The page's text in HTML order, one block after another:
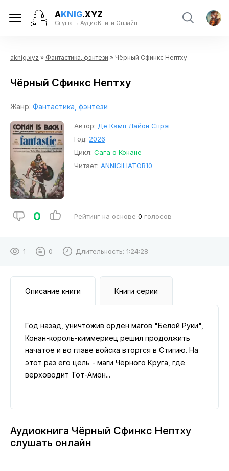
AKNIG.XYZ
Слушать АудиоКниги Онлайн
aknig.xyz » Фантастика, фэнтези » Чёрный Сфинкс Нептху
Чёрный Сфинкс Нептху
Жанр: Фантастика, фэнтези
Автор: Де Камп Лайон Спрэг
Год: 2026
Цикл: Сага о Конане
Читает: ANNIGILIATOR10
0 Рейтинг на основе 0 голосов
1 0 Длительность: 1:24:28
Описание книги Книги серии
Год назад, уничтожив орден магов "Белой Руки",
Конан-король-киммериец решил продолжить
начатое и во главе войска вторгся в Стигию. На
этот раз его цель - маги Чёрного Круга, где
верховодит Тот-Амон...
Аудиокнига Чёрный Сфинкс Нептху
слушать онлайн